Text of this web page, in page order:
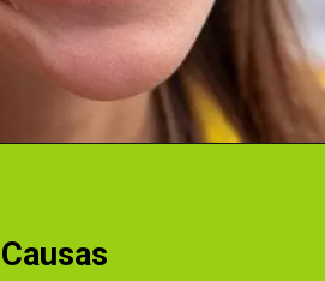
Causas